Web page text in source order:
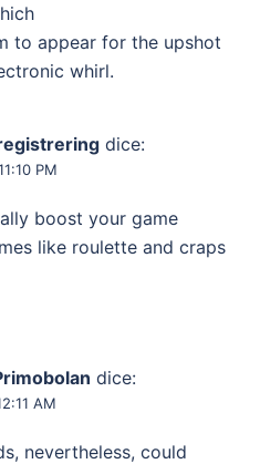
to appear for the upshot
whirl.
dice:
PM
boost your game
like roulette and craps
dice:
AM